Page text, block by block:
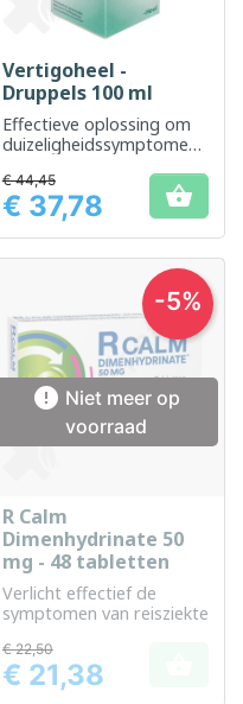
Vertigoheel -
Druppels 100 ml
Effectieve oplossing om
duizeligheidssymptomen
Prijs
€ 44,45
€ 37,78 
 Niet meer op
voorraad
R Calm
Dimenhydrinate 50
mg - 48 tabletten
Verlicht effectief de
symptomen van reisziekte
Prijs
€ 22,50
€ 21,38
-5%